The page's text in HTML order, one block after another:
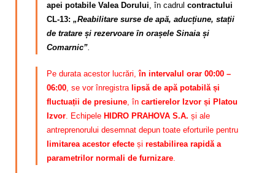
apei potabile Valea Dorului, în cadrul contractului
CL-13: „Reabilitare surse de apă, aducțiune, stații
de tratare și rezervoare în orașele Sinaia și
Comarnic”.
Pe durata acestor lucrări,în intervalul orar 00:00 –
06:00, se vor înregistra lipsă de apă potabilă și
fluctuații de presiune, în cartierelor Izvor și Platou
Izvor. Echipele HIDRO PRAHOVA S.A. și ale
antreprenorului desemnat depun toate eforturile pentru
limitarea acestor efecte și restabilirea rapidă a
parametrilor normali de furnizare.